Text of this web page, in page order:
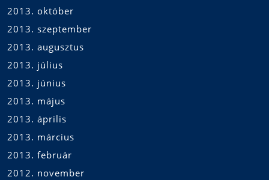
2013. október
2013. szeptember
2013. augusztus
2013. július
2013. június
2013. május
2013. április
2013. március
2013. február
2012. november